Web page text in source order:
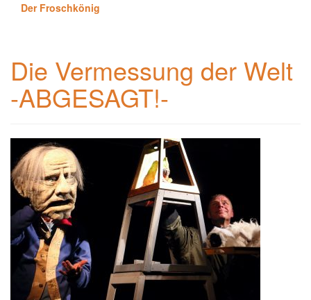
Der Froschkönig
Die Vermessung der Welt
-ABGESAGT!-